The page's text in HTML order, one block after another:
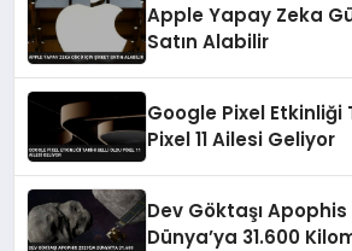
Apple Yapay Zeka
Satın Alabilir
Google Pixel Etkinliği
Pixel 11 Ailesi Geliyor
Dev Göktaşı Apophis
Dünya’ya 31.600